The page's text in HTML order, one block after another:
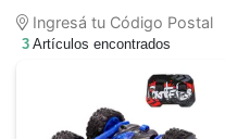
Ingresá tu Código Postal
3 Artículos encontrados